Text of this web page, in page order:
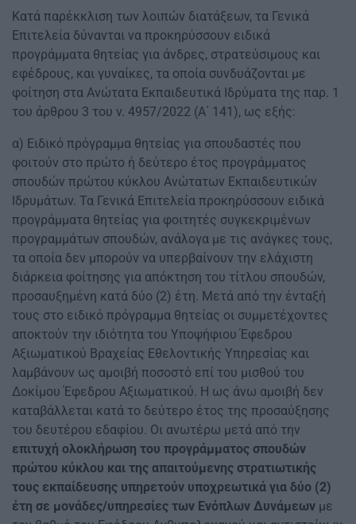
Κατά παρέκκλιση των λοιπών διατάξεων, τα Γενικά
Επιτελεία δύνανται να προκηρύσσουν ειδικά
προγράμματα θητείας για άνδρες, στρατεύσιμους και
εφέδρους, και γυναίκες, τα οποία συνδυάζονται με
φοίτηση στα Ανώτατα Εκπαιδευτικά Ιδρύματα της παρ. 1
του άρθρου 3 του ν. 4957/2022 (Α΄ 141), ως εξής:
α) Ειδικό πρόγραμμα θητείας για σπουδαστές που
φοιτούν στο πρώτο ή δεύτερο έτος προγράμματος
σπουδών πρώτου κύκλου Ανώτατων Εκπαιδευτικών
Ιδρυμάτων. Τα Γενικά Επιτελεία προκηρύσσουν ειδικά
προγράμματα θητείας για φοιτητές συγκεκριμένων
προγραμμάτων σπουδών, ανάλογα με τις ανάγκες τους,
τα οποία δεν μπορούν να υπερβαίνουν την ελάχιστη
διάρκεια φοίτησης για απόκτηση του τίτλου σπουδών,
προσαυξημένη κατά δύο (2) έτη. Μετά από την ένταξή
τους στο ειδικό πρόγραμμα θητείας οι συμμετέχοντες
αποκτούν την ιδιότητα του Υποψήφιου Έφεδρου
Αξιωματικού Βραχείας Εθελοντικής Υπηρεσίας και
λαμβάνουν ως αμοιβή ποσοστό επί του μισθού του
Δοκίμου Έφεδρου Αξιωματικού. Η ως άνω αμοιβή δεν
καταβάλλεται κατά το δεύτερο έτος της προσαύξησης
του δευτέρου εδαφίου. Οι ανωτέρω μετά από την
επιτυχή ολοκλήρωση του προγράμματος σπουδών
πρώτου κύκλου και της απαιτούμενης στρατιωτικής
τους εκπαίδευσης υπηρετούν υποχρεωτικά για δύο (2)
έτη σε μονάδες/υπηρεσίες των Ενόπλων Δυνάμεων με